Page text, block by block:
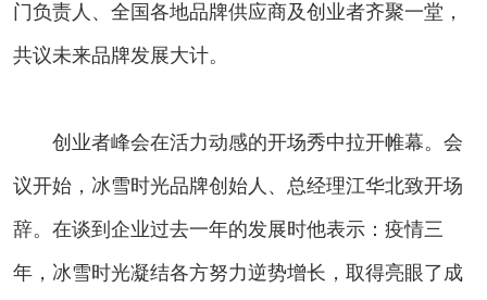
门负责人、全国各地品牌供应商及创业者齐聚一堂，
共议未来品牌发展大计。
创业者峰会在活力动感的开场秀中拉开帷幕。会
议开始，冰雪时光品牌创始人、总经理江华北致开场
辞。在谈到企业过去一年的发展时他表示：疫情三
年，冰雪时光凝结各方努力逆势增长，取得亮眼了成